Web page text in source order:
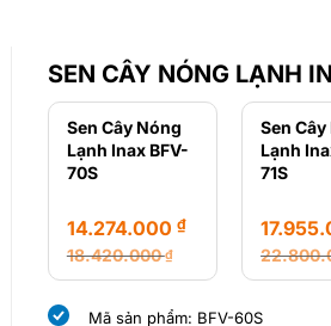
SEN CÂY NÓNG LẠNH
Sen Cây Nóng
Lạnh Inax BFV-
70S
18.420.000₫
Giá
gốc
14.274.000 ₫
Giá
hiện
Sen
Lạnh
71S
Giá
Giá
Mã sản phẩm: BFV-60S